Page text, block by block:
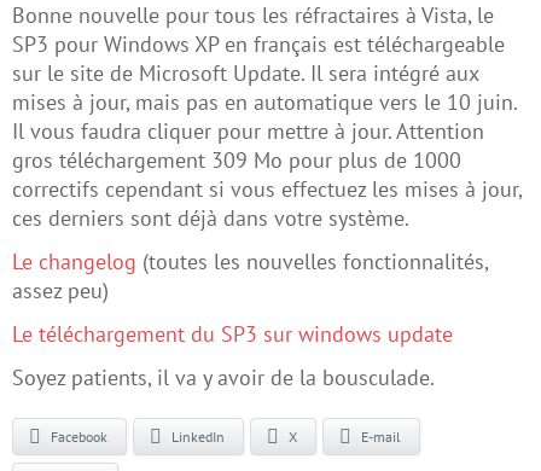
Bonne nouvelle pour tous les réfractaires à Vista, le
SP3 pour Windows XP en français est téléchargeable
sur le site de Microsoft Update. Il sera intégré aux
mises à jour, mais pas en automatique vers le 10 juin.
Il vous faudra cliquer pour mettre à jour. Attention
gros téléchargement 309 Mo pour plus de 1000
correctifs cependant si vous effectuez les mises à jour,
ces derniers sont déjà dans votre système.
Le changelog (toutes les nouvelles fonctionnalités,
assez peu)
Le téléchargement du SP3 sur windows update
Soyez patients, il va y avoir de la bousculade.
Facebook LinkedIn X E-mail